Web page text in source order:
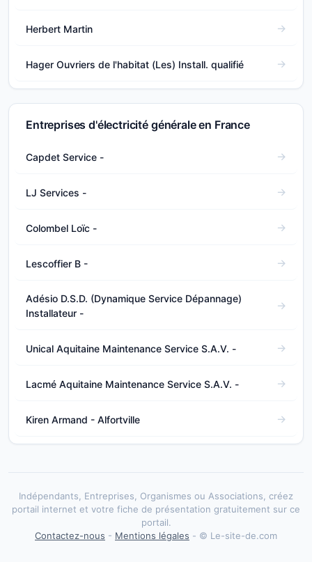
Herbert Martin
Hager Ouvriers de l'habitat (Les) Install. qualifié
Entreprises d'électricité générale en France
Capdet Service -
LJ Services -
Colombel Loïc -
Lescoffier B -
Adésio D.S.D. (Dynamique Service Dépannage)
Installateur -
Unical Aquitaine Maintenance Service S.A.V. -
Lacmé Aquitaine Maintenance Service S.A.V. -
Kiren Armand - Alfortville
Indépendants, Entreprises, Organismes ou Associations, créez
portail internet et votre fiche de présentation gratuitement sur ce
portail.
Contactez-nous - Mentions légales - © Le-site-de.com